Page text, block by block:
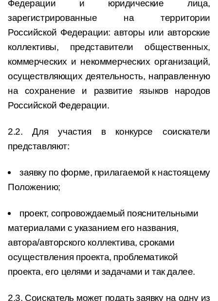
Федерации и юридические лица,
зарегистрированные на территории
Российской Федерации: авторы или авторские
коллективы, представители общественных,
коммерческих и некоммерческих организаций,
осуществляющих деятельность, направленную
на сохранение и развитие языков народов
Российской Федерации.
2.2. Для участия в конкурсе соискатели
представляют:
заявку по форме, прилагаемой к настоящему
Положению;
проект, сопровождаемый пояснительными
материалами с указанием его названия,
автора/авторского коллектива, сроками
осуществления проекта, проблематикой
проекта, его целями и задачами и так далее.
2.3. Соискатель может подать заявку на одну из